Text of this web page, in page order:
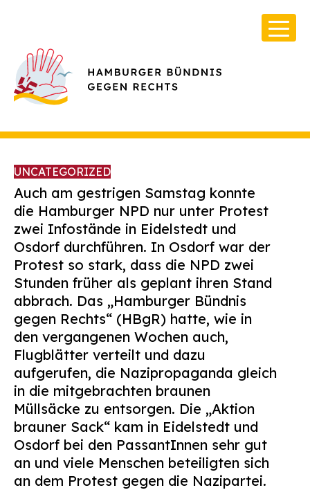
Über Uns
Infos & Broschüren
Archiv
Kontakt
Suchen
nach:
UNCATEGORIZED
Auch am gestrigen Samstag konnte
die Hamburger NPD nur unter Protest
zwei Infostände in Eidelstedt und
Osdorf durchführen. In Osdorf war der
Protest so stark, dass die NPD zwei
Stunden früher als geplant ihren Stand
abbrach. Das „Hamburger Bündnis
gegen Rechts“ (HBgR) hatte, wie in
den vergangenen Wochen auch,
Flugblätter verteilt und dazu
aufgerufen, die Nazipropaganda gleich
in die mitgebrachten braunen
Müllsäcke zu entsorgen. Die „Aktion
brauner Sack“ kam in Eidelstedt und
Osdorf bei den PassantInnen sehr gut
an und viele Menschen beteiligten sich
an dem Protest gegen die Nazipartei.